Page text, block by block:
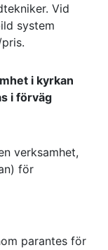
Vid
system
i kyrkan
i förväg
verksamhet,
för
parantes för